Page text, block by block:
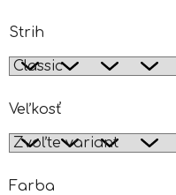
Strih
Veľkosť
Farba